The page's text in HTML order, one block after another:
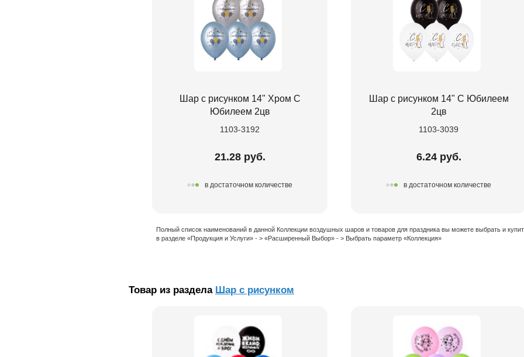
Шар с рисунком 14" Хром С
Юбилеем 2цв
1103-3192
21.28 руб.
в достаточном количестве
Шар с рисунком 14" С Юбилеем
2цв
1103-3039
6.24 руб.
в достаточном количестве
Полный список наименований в данной Коллекции воздушных шаров и товаров для праздника вы можете выбрать и
в разделе «Продукция и Услуги» - > «Расширенный Выбор» - > Выбрать параметр «Коллекция»
Товар из раздела Шар с рисунком